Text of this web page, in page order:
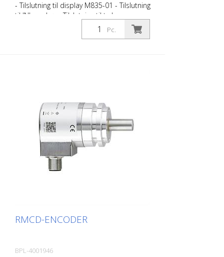
- Tilslutning til display M835-01 - Tilslutning
til INI-markør - Tilslutning til tryksensor -
Tilslutning til drejeencoder - Tilslutning til
strømforsyning Velegnet til RMCD-Light
Pc.
RMCD-ENCODER
BPL-4001946